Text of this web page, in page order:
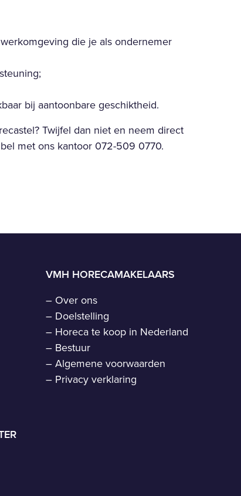
die je als ondernemer
bij aantoonbare geschiktheid.
Twijfel dan niet en neem direct
met ons kantoor 072-509 0770.
VMH HORECAMAKELAARS
– Over ons
– Doelstelling
– Horeca te koop in Nederland
– Bestuur
–Algemene voorwaarden
– Privacy verklaring